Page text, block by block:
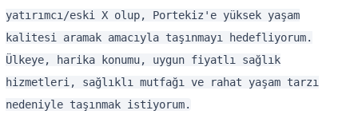
yatırımcı/eski X olup, Portekiz'e yüksek yaşam
kalitesi aramak amacıyla taşınmayı hedefliyorum.
Ülkeye, harika konumu, uygun fiyatlı sağlık
hizmetleri, sağlıklı mutfağı ve rahat yaşam tarzı
nedeniyle taşınmak istiyorum.